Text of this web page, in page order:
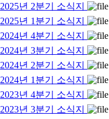
2025년 2분기 소식지
2025년 1분기 소식지
2024년 4분기 소식지
2024년 3분기 소식지
2024년 2분기 소식지
2024년 1분기 소식지
2023년 4분기 소식지
2023년 3분기 소식지